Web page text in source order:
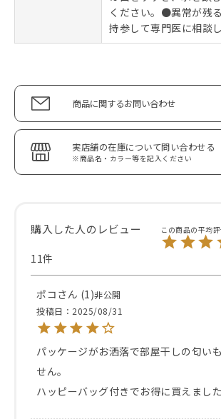
ください。●異常が残
持参して専門医に相談
商品に関するお問い合わせ
実店舗の在庫について問い合わせる
※商品名・カラー等を記入ください
11
ポコ 1 非公開
投稿日
2025/08/31
パッケージがお洒落で部屋干しの匂い
せん。
ハッピーバッグ付きでお得に買えました